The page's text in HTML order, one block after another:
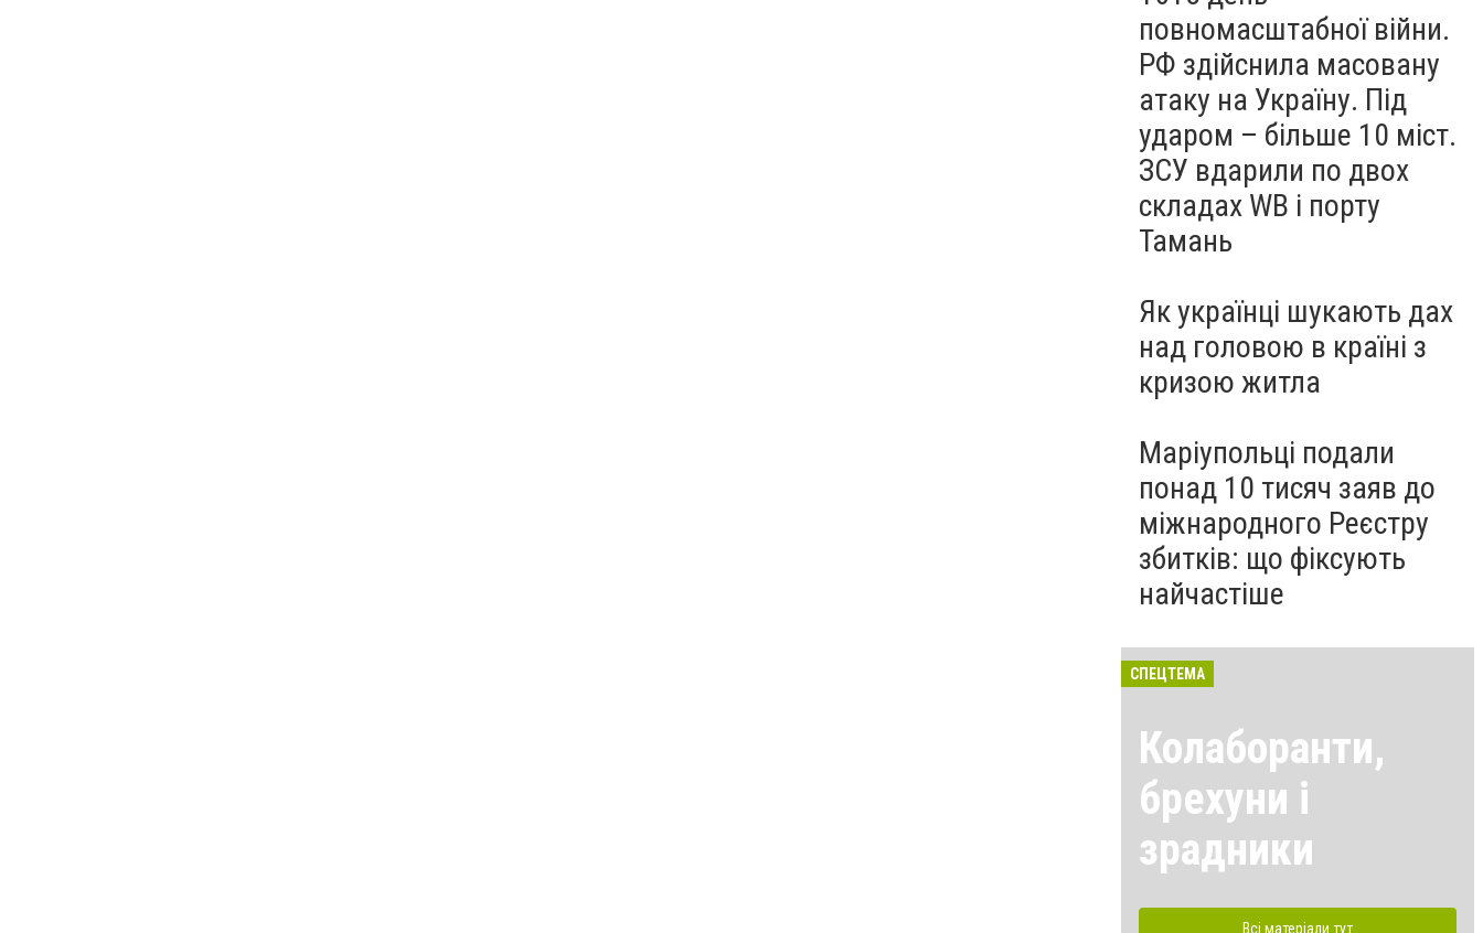
повномасштабної війни.
РФ здійснила масовану
атаку на Україну. Під
ударом – більше 10 міст.
ЗСУ вдарили по двох
складах WB і порту
Тамань
Як українці шукають дах
над головою в країні з
кризою житла
Маріупольці подали
понад 10 тисяч заяв до
міжнародного Реєстру
збитків: що фіксують
найчастіше
СПЕЦТЕМА
Колаборанти,
брехуни і
зрадники
Всі матеріали тут